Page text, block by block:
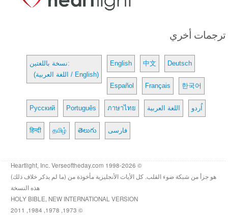
ترجمات أخري
نسخة باللغتين:
(اللغة العربية / English)
English 中文 Deutsch
Español Français 한국어
Русский Português ภาษาไทย اللغة العربية اُردو
हिन्दी தமிழ் తెలుగు فارسی
© 1998-2026 Heartlight, Inc. Verseoftheday.com
هو جزأ من شبكة ضوء القلب. كل الأيات الأنجليزية مأخوذة من (ما لم يذكر خلاف ذلك)
هذه النسخة
HOLY BIBLE, NEW INTERNATIONAL VERSION
© 1973, 1978, 1984, 2011